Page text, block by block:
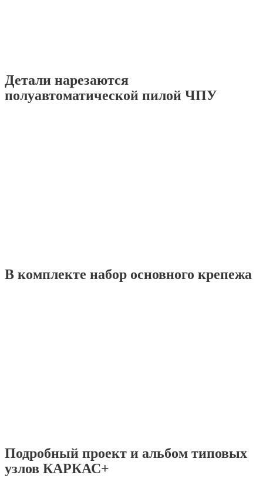
Детали нарезаются
полуавтоматической пилой ЧПУ
В комплекте набор основного крепежа
Подробный проект и альбом типовых
узлов КАРКАС+